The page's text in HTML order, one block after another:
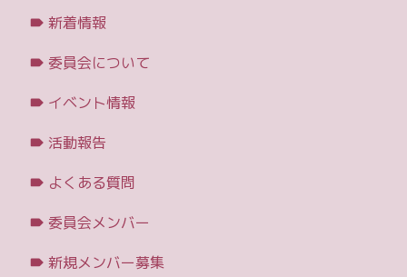
新着情報
委員会について
イベント情報
活動報告
よくある質問
委員会メンバー
新規メンバー募集